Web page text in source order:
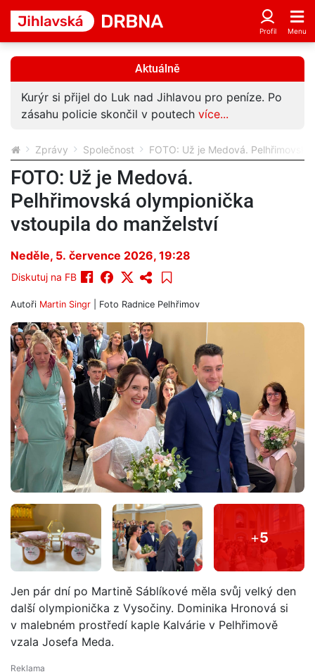
Aktuálně
Kurýr si přijel do Luk nad Jihlavou pro peníze. Po
zásahu policie skončil v poutech více...
Zprávy Společnost FOTO: Už je Medová.
FOTO: Už je Medová.
Pelhřimovská olympionička
vstoupila do manželství
Neděle, 5. července 2026, 19:28
Diskutuj na FB
Autoři Martin Singr | Foto Radnice Pelhřimov
+5
Jen pár dní po Martině Sáblíkové měla svůj velký den
další olympionička z Vysočiny. Dominika Hronová si
v malebném prostředí kaple Kalvárie v Pelhřimově
vzala Josefa Meda.